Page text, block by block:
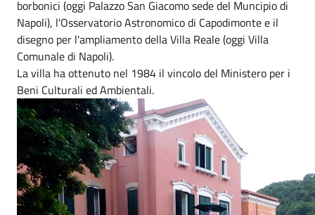
borbonici (oggi Palazzo San Giacomo sede del Muncipio di
Napoli), l'Osservatorio Astronomico di Capodimonte e il
disegno per l'ampliamento della Villa Reale (oggi Villa
Comunale di Napoli).
La villa ha ottenuto nel 1984 il vincolo del Ministero per i
Beni Culturali ed Ambientali.